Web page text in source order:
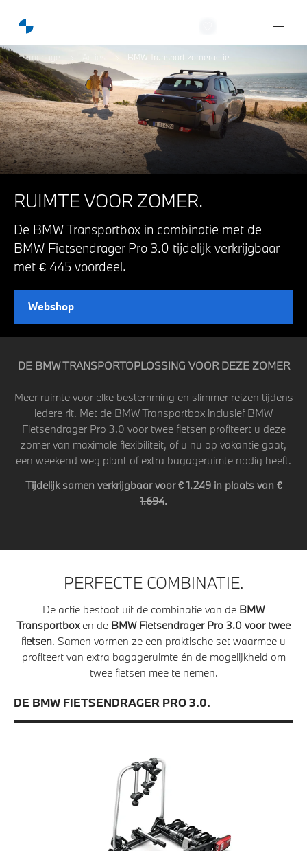
Homepage BMW Transport zomeractie
RUIMTE VOOR ZOMER.
De BMW Transportbox in combinatie met de
BMW Fietsendrager Pro 3.0 tijdelijk verkrijgbaar
met € 445 voordeel.
Webshop
DE BMW TRANSPORTOPLOSSING VOOR DEZE ZOMER
Meer ruimte voor elke bestemming en slimmer reizen tijdens
iedere rit. Met de BMW Transportbox inclusief BMW
Fietsendrager Pro 3.0 voor twee fietsen profiteert u deze
zomer van maximale flexibiliteit, of u nu op vakantie gaat,
een weekend weg plant of extra bagageruimte nodig heeft.
Tijdelijk samen verkrijgbaar voor € 1.249 in plaats van €
1.694.
PERFECTE COMBINATIE.
De actie bestaat uit de combinatie van de BMW
Transportboxen de BMW Fietsendrager Pro 3.0 voor twee
fietsen. Samen vormen ze een praktische set waarmee u
profiteert van extra bagageruimte én de mogelijkheid om
twee fietsen mee te nemen.
DE BMW FIETSENDRAGER PRO 3.0.